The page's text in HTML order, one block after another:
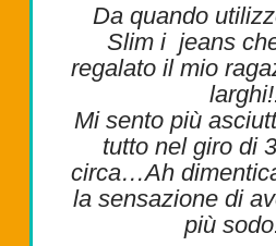
Da quando
Slim i jeans
regalato il mio
Mi sento più
tutto nel giro di
circa…Ah
la sensazione di
più